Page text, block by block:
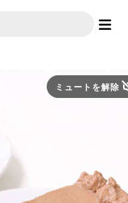
ミュートを解除